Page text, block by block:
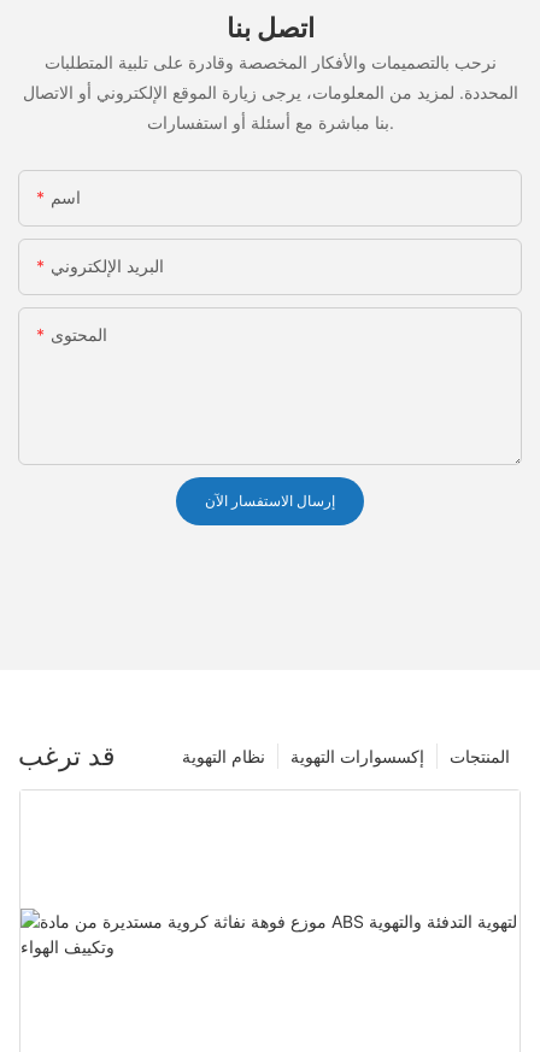
اتصل بنا
نرحب بالتصميمات والأفكار المخصصة وقادرة على تلبية المتطلبات
المحددة. لمزيد من المعلومات، يرجى زيارة الموقع الإلكتروني أو الاتصال
بنا مباشرة مع أسئلة أو استفسارات.
اسم
البريد الإلكتروني
المحتوى
إرسال الاستفسار الآن
قد ترغب المنتجات إكسسوارات التهوية نظام التهوية